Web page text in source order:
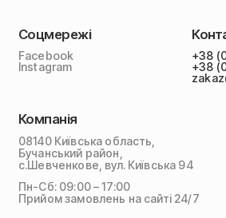
Соцмережі
Facebook
Instagram
+38
+38
Компанія
08140 Київська область,
Бучанський район,
с.Шевченкове, вул. Київська 94
Пн-Сб: 09:00 – 17:00
Прийом замовлень на сайті 24/7